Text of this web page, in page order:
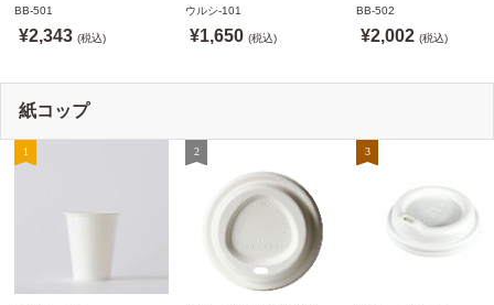
ニュー えいむ(Aim)【当日
発送可】
BB-501
¥2,343 (税込)
ウルシ-101 シンビ
(SHIMBI)【当日発送可】
ウルシ-101
¥1,650 (税込)
ニュー6P えいむ(Aim)
BB-502
¥2,002 (税込)
紙コップ